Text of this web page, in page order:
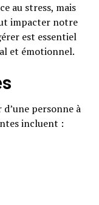
au stress, mais
impacter notre
est essentiel
et émotionnel.
personne à
incluent :